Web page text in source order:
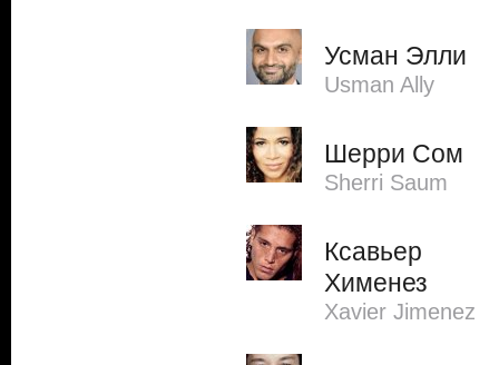
Усман Элли
Usman Ally
Шерри Сом
Sherri Saum
Ксавьер
Хименез
Xavier Jimenez